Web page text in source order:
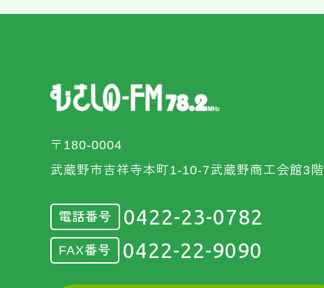
〒180-0004
武蔵野市吉祥寺本町1-10-7武蔵野商工会館3階
電話番号 0422-23-0782
FAX番号 0422-22-9090